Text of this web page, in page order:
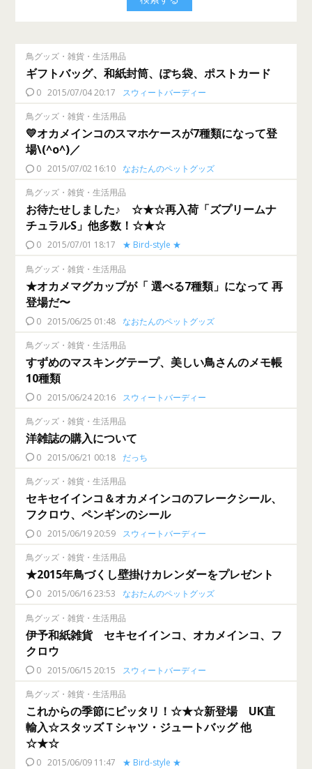
鳥グッズ・雑貨・生活用品
ギフトバッグ、和紙封筒、ぽち袋、ポストカード
0 2015/07/04 20:17 スウィートバーディー
鳥グッズ・雑貨・生活用品
💛オカメインコのスマホケースが7種類になって登
場\(^o^)／
0 2015/07/02 16:10 なおたんのペットグッズ
鳥グッズ・雑貨・生活用品
お待たせしました♪ ☆★☆再入荷「ズプリームナ
チュラルS」他多数！☆★☆
0 2015/07/01 18:17 ★ Bird-style ★
鳥グッズ・雑貨・生活用品
★オカメマグカップが「 選べる7種類」になって 再
登場だ〜
0 2015/06/25 01:48 なおたんのペットグッズ
鳥グッズ・雑貨・生活用品
すずめのマスキングテープ、美しい鳥さんのメモ帳
10種類
0 2015/06/24 20:16 スウィートバーディー
鳥グッズ・雑貨・生活用品
洋雑誌の購入について
0 2015/06/21 00:18 だっち
鳥グッズ・雑貨・生活用品
セキセイインコ＆オカメインコのフレークシール、
フクロウ、ペンギンのシール
0 2015/06/19 20:59 スウィートバーディー
鳥グッズ・雑貨・生活用品
★2015年鳥づくし壁掛けカレンダーをプレゼント
0 2015/06/16 23:53 なおたんのペットグッズ
鳥グッズ・雑貨・生活用品
伊予和紙雑貨 セキセイインコ、オカメインコ、フ
クロウ
0 2015/06/15 20:15 スウィートバーディー
鳥グッズ・雑貨・生活用品
これからの季節にピッタリ！☆★☆新登場 UK直
輸入☆スタッズＴシャツ・ジュートバッグ 他
☆★☆
0 2015/06/09 11:47 ★ Bird-style ★